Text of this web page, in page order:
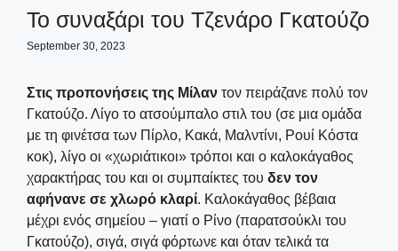
Το συναξάρι του Τζενάρο Γκατούζο
September 30, 2023
Στις προπονήσεις της Μίλαν τον πειράζανε πολύ τον
Γκατούζο. Λίγο το ατσούμπαλο στιλ του (σε μια ομάδα
με τη φινέτσα των Πίρλο, Κακά, Μαλντίνι, Ρουί Κόστα
κοκ), λίγο οι «χωριάτικοι» τρόποι και ο καλοκάγαθος
χαρακτήρας του και οι συμπαίκτες του δεν τον
αφήνανε σε χλωρό κλαρί. Καλοκάγαθος βέβαια
μέχρι ενός σημείου – γιατί ο Ρίνο (παρατσούκλι του
Γκατούζο), σιγά, σιγά φόρτωνε και όταν τελικά τα